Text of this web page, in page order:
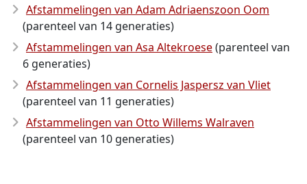
Afstammelingen van Adam Adriaenszoon Oom
(parenteel van 14 generaties)
Afstammelingen van Asa Altekroese(parenteel van
6 generaties)
Afstammelingen van Cornelis Jaspersz van Vliet
(parenteel van 11 generaties)
Afstammelingen van Otto Willems Walraven
(parenteel van 10 generaties)